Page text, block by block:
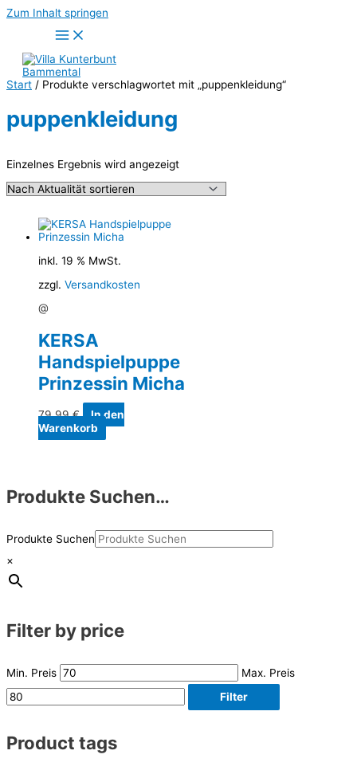
Zum Inhalt springen
Start / Produkte verschlagwortet mit „puppenkleidung“
puppenkleidung
Einzelnes Ergebnis wird angezeigt
inkl. 19 % MwSt.
zzgl. Versandkosten
@
KERSA
Handspielpuppe
Prinzessin Micha
79,99€
In den
Warenkorb
Produkte Suchen…
Produkte Suchen
×
Filter by price
Min. Preis
Max. Preis
Filter
Product tags